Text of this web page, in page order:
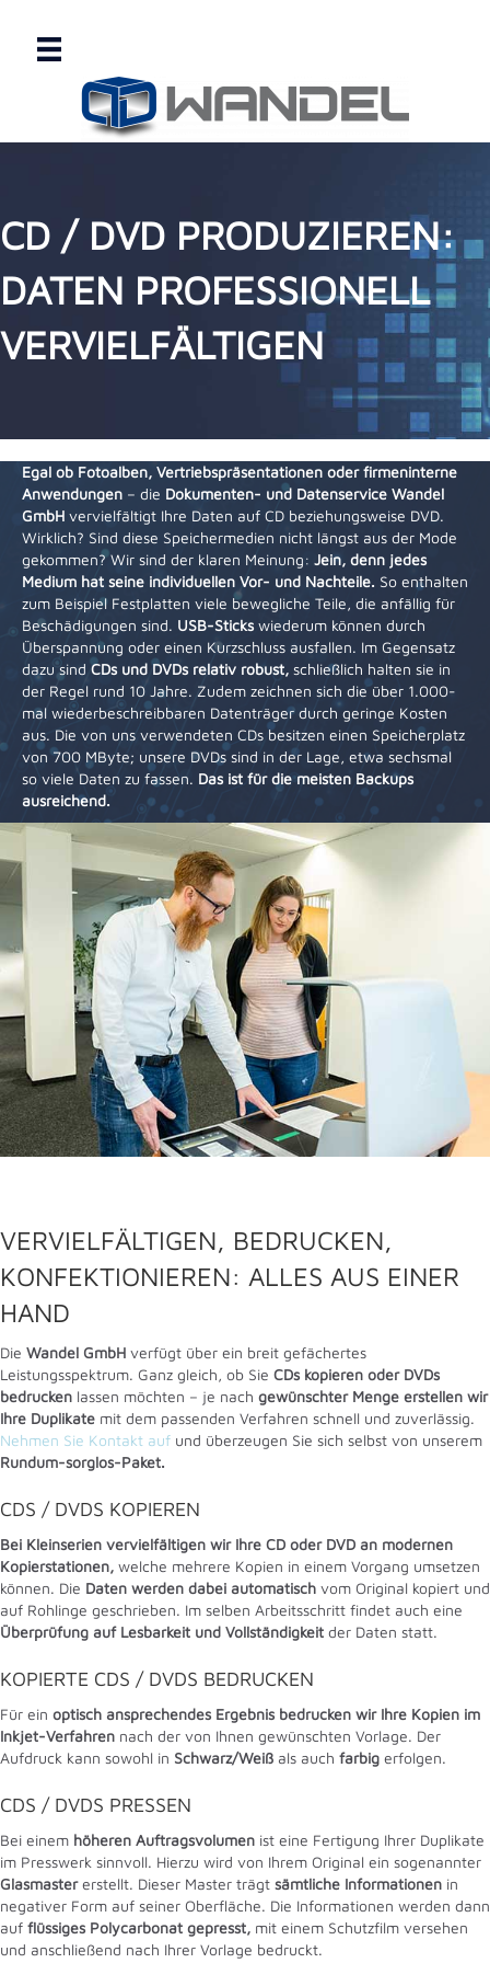
CD / DVD PRODUZIEREN:
DATEN PROFESSIONELL
VERVIELFÄLTIGEN
Egal ob Fotoalben, Vertriebspräsentationen oder firmeninterne
Anwendungen – die Dokumenten- und Datenservice Wandel
GmbH vervielfältigt Ihre Daten auf CD beziehungsweise DVD.
Wirklich? Sind diese Speichermedien nicht längst aus der Mode
gekommen? Wir sind der klaren Meinung: Jein, denn jedes
Medium hat seine individuellen Vor- und Nachteile. So enthalten
zum Beispiel Festplatten viele bewegliche Teile, die anfällig für
Beschädigungen sind. USB-Sticks wiederum können durch
Überspannung oder einen Kurzschluss ausfallen. Im Gegensatz
dazu sind CDs und DVDs relativ robust, schließlich halten sie in
der Regel rund 10 Jahre. Zudem zeichnen sich die über 1.000-
mal wiederbeschreibbaren Datenträger durch geringe Kosten
aus. Die von uns verwendeten CDs besitzen einen Speicherplatz
von 700 MByte; unsere DVDs sind in der Lage, etwa sechsmal
so viele Daten zu fassen. Das ist für die meisten Backups
ausreichend.
VERVIELFÄLTIGEN, BEDRUCKEN,
KONFEKTIONIEREN: ALLES AUS EINER
HAND
Die Wandel GmbH verfügt über ein breit gefächertes
Leistungsspektrum. Ganz gleich, ob Sie CDs kopieren oder DVDs
bedrucken lassen möchten – je nach gewünschter Menge erstellen wir
Ihre Duplikate mit dem passenden Verfahren schnell und zuverlässig.
Nehmen Sie Kontakt auf und überzeugen Sie sich selbst von unserem
Rundum-sorglos-Paket.
CDS / DVDS KOPIEREN
Bei Kleinserien vervielfältigen wir Ihre CD oder DVD an modernen
Kopierstationen, welche mehrere Kopien in einem Vorgang umsetzen
können. Die Daten werden dabei automatisch vom Original kopiert und
auf Rohlinge geschrieben. Im selben Arbeitsschritt findet auch eine
Überprüfung auf Lesbarkeit und Vollständigkeit der Daten statt.
KOPIERTE CDS / DVDS BEDRUCKEN
Für ein optisch ansprechendes Ergebnis bedrucken wir Ihre Kopien im
Inkjet-Verfahren nach der von Ihnen gewünschten Vorlage. Der
Aufdruck kann sowohl in Schwarz/Weiß als auch farbig erfolgen.
CDS / DVDS PRESSEN
Bei einem höheren Auftragsvolumen ist eine Fertigung Ihrer Duplikate
im Presswerk sinnvoll. Hierzu wird von Ihrem Original ein sogenannter
Glasmastererstellt. Dieser Master trägt sämtliche Informationen in
negativer Form auf seiner Oberfläche. Die Informationen werden dann
auf flüssiges Polycarbonat gepresst, mit einem Schutzfilm versehen
und anschließend nach Ihrer Vorlage bedruckt.